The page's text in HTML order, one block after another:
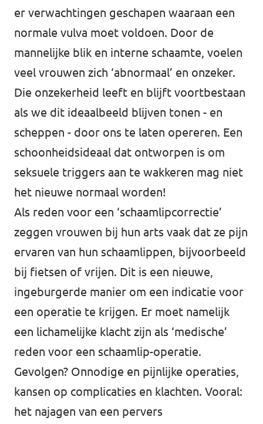
er verwachtingen geschapen waaraan een
normale vulva moet voldoen. Door de
mannelijke blik en interne schaamte, voelen
veel vrouwen zich ‘abnormaal’ en onzeker.
Die onzekerheid leeft en blijft voortbestaan
als we dit ideaalbeeld blijven tonen - en
scheppen - door ons te laten opereren. Een
schoonheidsideaal dat ontworpen is om
seksuele triggers aan te wakkeren mag niet
het nieuwe normaal worden!
Als reden voor een ‘schaamlipcorrectie’
zeggen vrouwen bij hun arts vaak dat ze pijn
ervaren van hun schaamlippen, bijvoorbeeld
bij fietsen of vrijen. Dit is een nieuwe,
ingeburgerde manier om een indicatie voor
een operatie te krijgen. Er moet namelijk
een lichamelijke klacht zijn als ‘medische’
reden voor een schaamlip-operatie.
Gevolgen? Onnodige en pijnlijke operaties,
kansen op complicaties en klachten. Vooral:
het najagen van een pervers